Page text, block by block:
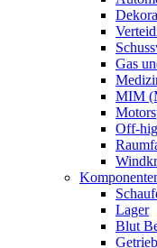
Gas
MIM
Off-
Lager
Blut